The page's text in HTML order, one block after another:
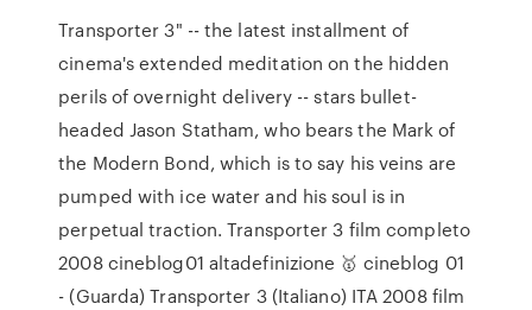
Transporter 3" -- the latest installment of
cinema's extended meditation on the hidden
perils of overnight delivery -- stars bullet-
headed Jason Statham, who bears the Mark of
the Modern Bond, which is to say his veins are
pumped with ice water and his soul is in
perpetual traction. Transporter 3 film completo
2008 cineblog01 altadefinizione 🥇 cineblog 01
- (Guarda) Transporter 3 (Italiano) ITA 2008 film